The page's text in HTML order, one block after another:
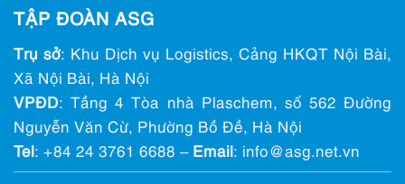
TẬP ĐOÀN ASG
Trụ sở: Khu Dịch vụ Logistics, Cảng HKQT Nội Bài,
Xã Nội Bài, Hà Nội
VPĐD: Tầng 4 Tòa nhà Plaschem, số 562 Đường
Nguyễn Văn Cừ, Phường Bồ Đề, Hà Nội
Tel: +84 24 3761 6688 – Email: info@ asg.net.vn